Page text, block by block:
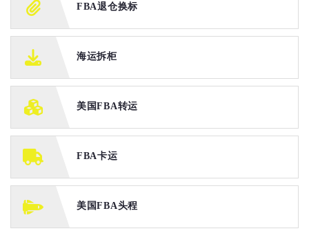
FBA退仓换标
海运拆柜
美国FBA转运
FBA卡运
美国FBA头程